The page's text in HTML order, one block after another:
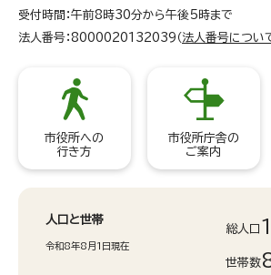
受付時間：午前8時30分から午後5時まで
法人番号：8000020132039（ 法人番号につい
市役所への
行き方
市役所庁舎の
ご案内
人口と世帯
令和8年8月1日現在
総人口
世帯数